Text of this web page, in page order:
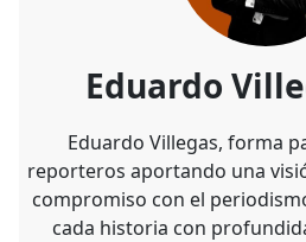
Eduardo
Eduardo Villegas, forma
reporteros aportando una
compromiso con el
cada historia con